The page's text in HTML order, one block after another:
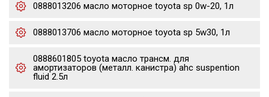
0888013206 масло моторное toyota sp 0w-20, 1л
0888013706 масло моторное toyota sp 5w30, 1л
0888601805 toyota масло трансм. для
амортизаторов (металл. канистра) ahc suspention
fluid 2.5л